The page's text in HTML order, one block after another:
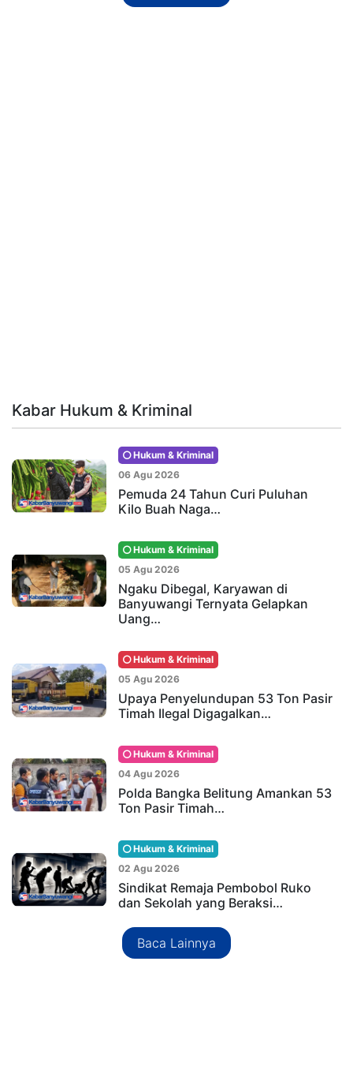
Kabar Hukum & Kriminal
Hukum & Kriminal
06 Agu 2026
Pemuda 24 Tahun Curi Puluhan
Kilo Buah Naga…
Hukum & Kriminal
05 Agu 2026
Ngaku Dibegal, Karyawan di
Banyuwangi Ternyata Gelapkan
Uang…
Hukum & Kriminal
05 Agu 2026
Upaya Penyelundupan 53 Ton Pasir
Timah Ilegal Digagalkan…
Hukum & Kriminal
04 Agu 2026
Polda Bangka Belitung Amankan 53
Ton Pasir Timah…
Hukum & Kriminal
02 Agu 2026
Sindikat Remaja Pembobol Ruko
dan Sekolah yang Beraksi…
Baca Lainnya